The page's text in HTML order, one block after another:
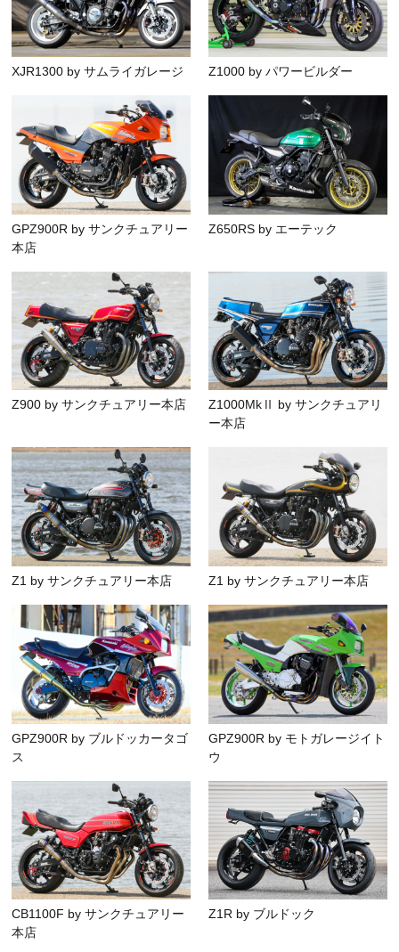
XJR1300 by サムライガレージ Z1000 by パワービルダー
GPZ900R by サンクチュアリー
本店
Z650RS by エーテック
Z900 by サンクチュアリー本店
Z1000MkⅡ by サンクチュアリ
ー本店
Z1 by サンクチュアリー本店 Z1 by サンクチュアリー本店
GPZ900R by ブルドッカータゴ
ス
GPZ900R by モトガレージイト
ウ
CB1100F by サンクチュアリー
本店
Z1R by ブルドック